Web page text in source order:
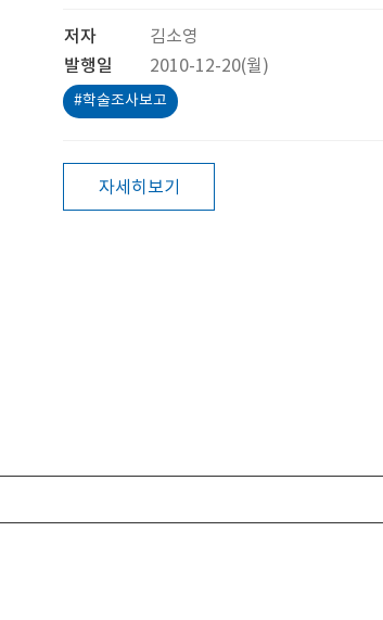
저자
김소영
발행일
2010-12-20(월)
#학술조사보고
자세히보기